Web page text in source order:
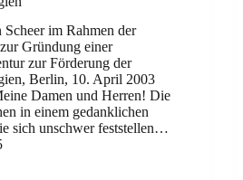
im Rahmen der
Gründung einer
zur Förderung der
Berlin, 10. April 2003
Damen und Herren! Die
in einem gedanklichen
sich unschwer feststellen…